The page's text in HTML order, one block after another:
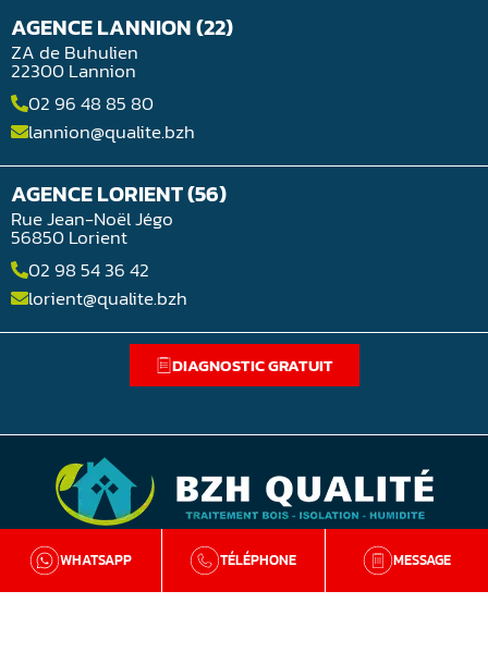
WHATSAPP TÉLÉPHONE MESSAGE
AGENCE LANNION (22)
ZA de Buhulien
22300 Lannion
02 96 48 85 80
lannion@qualite.bzh
AGENCE LORIENT (56)
Rue Jean-Noël Jégo
56850 Lorient
02 98 54 36 42
lorient@qualite.bzh
DIAGNOSTIC GRATUIT